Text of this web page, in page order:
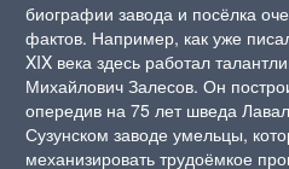
биографии завода и посёлка
фактов. Например, как уже
XIX века здесь работал
Михайлович Залесов. Он
опередив на 75 лет шведа
Сузунском заводе умельцы,
механизировать трудоёмкое